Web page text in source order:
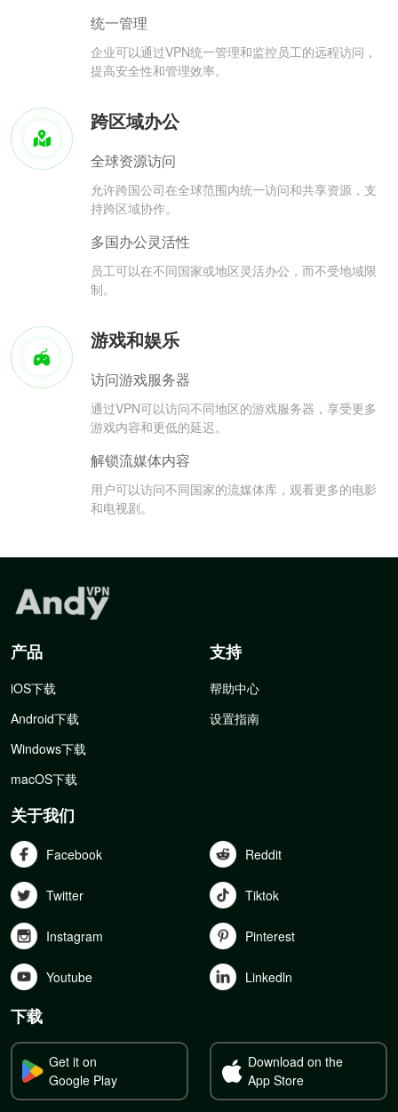
统一管理
企业可以通过VPN统一管理和监控员工的远程访问，
提高安全性和管理效率。
跨区域办公
全球资源访问
允许跨国公司在全球范围内统一访问和共享资源，支
持跨区域协作。
多国办公灵活性
员工可以在不同国家或地区灵活办公，而不受地域限
制。
游戏和娱乐
访问游戏服务器
通过VPN可以访问不同地区的游戏服务器，享受更多
游戏内容和更低的延迟。
解锁流媒体内容
用户可以访问不同国家的流媒体库，观看更多的电影
和电视剧。
产品
iOS下载
Android下载
Windows下载
macOS下载
支持
帮助中心
设置指南
关于我们
Facebook Reddit
Twitter Tiktok
Instagram Pinterest
Youtube Linkedln
下载
Get it on
Google Play
Download on the
App Store